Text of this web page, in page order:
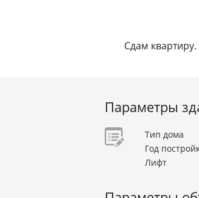
Сдам
Параметры
Тип дома
Год
Лифт